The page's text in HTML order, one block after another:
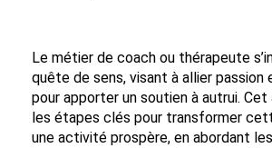
Le métier de coach ou thérapeute
quête de sens, visant à allier
pour apporter un soutien à autrui.
les étapes clés pour transformer
une activité prospère, en abordant